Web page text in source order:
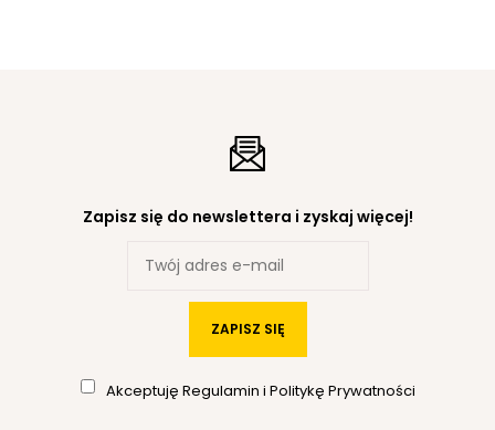
Zapisz się do newslettera i zyskaj więcej!
ZAPISZ SIĘ
Akceptuję Regulamin i Politykę Prywatności